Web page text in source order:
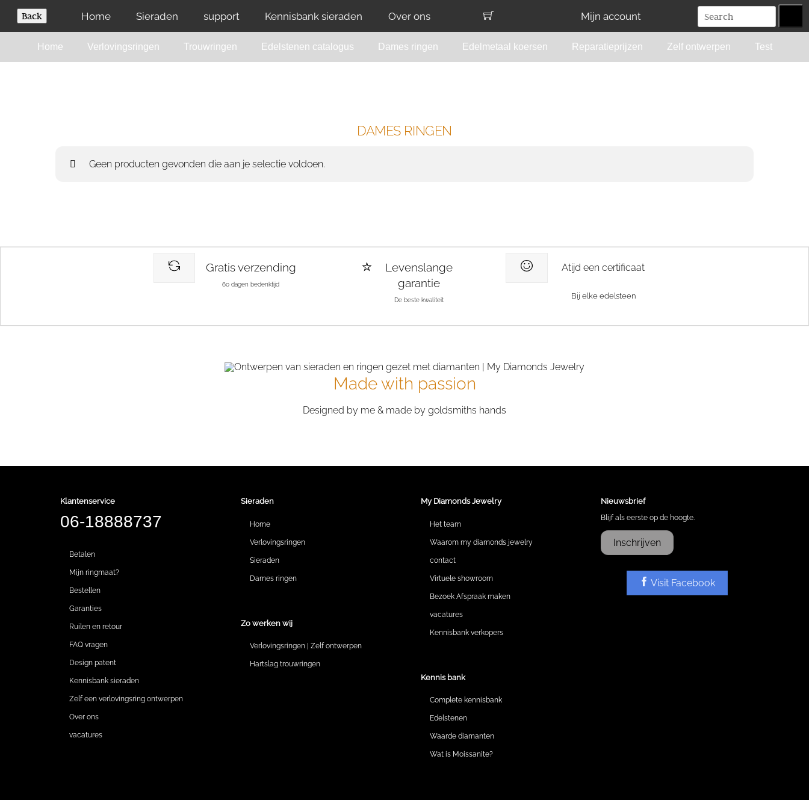
Skip
Home Sieraden support Kennisbank sieraden Over ons Mijn account
Home Verlovingsringen Trouwringen Edelstenen catalogus Dames ringen Edelmetaal koersen Reparatieprijzen Zelf ontwerpen Test
DAMES RINGEN
Geen producten gevonden die aan je selectie voldoen.
Gratis verzending
60 dagen bedenktijd
Levenslange
garantie
De beste kwaliteit
Atijd een certificaat
Bij elke edelsteen
Made with passion
Designed by me & made by goldsmiths hands
Klantenservice
06-18888737
Betalen
Mijn ringmaat?
Bestellen
Garanties
Ruilen en retour
FAQ vragen
Design patent
Kennisbank sieraden
Zelf een verlovingsring ontwerpen
Over ons
vacatures
Sieraden
Home
Verlovingsringen
Sieraden
Dames ringen
Zo werken wij
Verlovingsringen | Zelf ontwerpen
Hartslag trouwringen
My Diamonds Jewelry
Het team
Waarom my diamonds jewelry
contact
Virtuele showroom
Bezoek Afspraak maken
vacatures
Kennisbank verkopers
Kennis bank
Complete kennisbank
Edelstenen
Waarde diamanten
Wat is Moissanite?
Nieuwsbrief
Blijf als eerste op de hoogte.
Inschrijven
Visit Facebook